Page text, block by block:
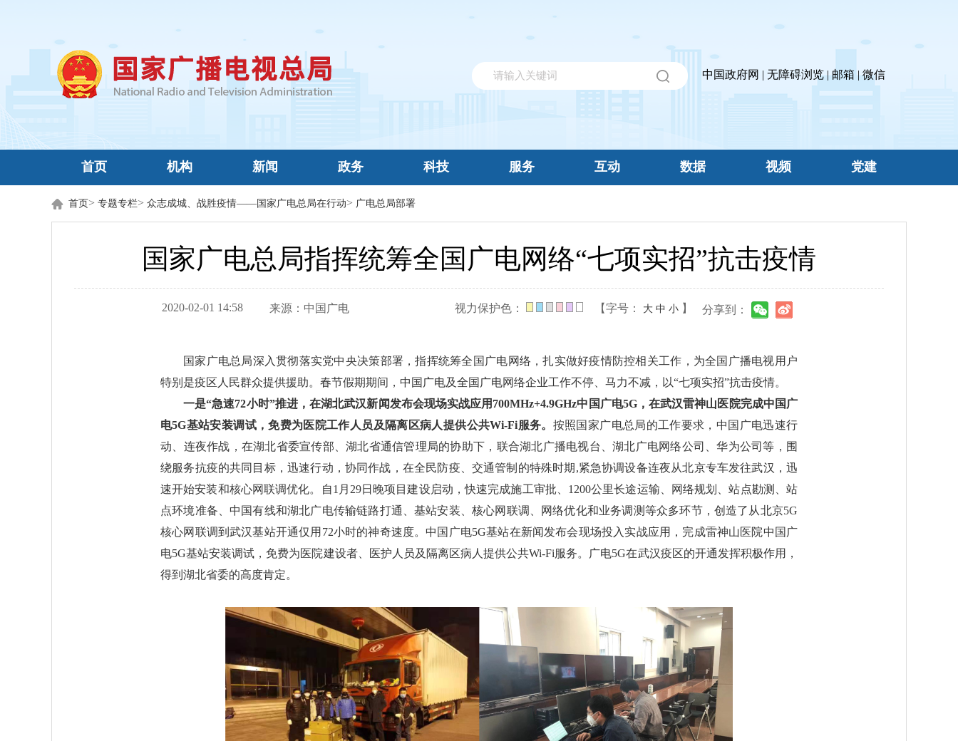
中国政府网 | 无障碍浏览|邮箱 |微信
首页 机构 新闻 政务 科技 服务 互动 数据 视频 党建
首页> 专题专栏> 众志成城、战胜疫情——国家广电总局在行动> 广电总局部署
国家广电总局指挥统筹全国广电网络“七项实招”抗击疫情
2020-02-01 14:58 来源： 中国广电 视力保护色： 【字号： 大 中 小 】 分享到：
国家广电总局深入贯彻落实党中央决策部署，指挥统筹全国广电网络，扎实做好疫情防控相关工作，为全国广播电视用户
特别是疫区人民群众提供援助。春节假期期间，中国广电及全国广电网络企业工作不停、马力不减，以“七项实招”抗击疫情。
一是“急速72小时”推进，在湖北武汉新闻发布会现场实战应用700MHz+4.9GHz中国广电5G，在武汉雷神山医院完成中国广
电5G基站安装调试，免费为医院工作人员及隔离区病人提供公共Wi-Fi服务。 按照国家广电总局的工作要求，中国广电迅速行
动、连夜作战，在湖北省委宣传部、湖北省通信管理局的协助下，联合湖北广播电视台、湖北广电网络公司、华为公司等，围
绕服务抗疫的共同目标，迅速行动，协同作战，在全民防疫、交通管制的特殊时期,紧急协调设备连夜从北京专车发往武汉，迅
速开始安装和核心网联调优化。自1月29日晚项目建设启动，快速完成施工审批、1200公里长途运输、网络规划、站点勘测、站
点环境准备、中国有线和湖北广电传输链路打通、基站安装、核心网联调、网络优化和业务调测等众多环节，创造了从北京5G
核心网联调到武汉基站开通仅用72小时的神奇速度。中国广电5G基站在新闻发布会现场投入实战应用，完成雷神山医院中国广
电5G基站安装调试，免费为医院建设者、医护人员及隔离区病人提供公共Wi-Fi服务。广电5G在武汉疫区的开通发挥积极作用，
得到湖北省委的高度肯定。